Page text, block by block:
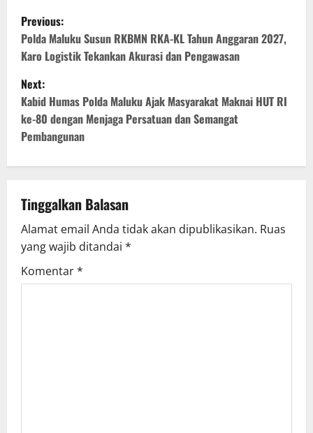
P
o
s
t
n
a
v
i
g
a
Previous:
Polda Maluku Susun RKBMN RKA-KL Tahun Anggaran 2027,
Karo Logistik Tekankan Akurasi dan Pengawasan
Next:
Kabid Humas Polda Maluku Ajak Masyarakat Maknai HUT RI
ke-80 dengan Menjaga Persatuan dan Semangat
Pembangunan
Tinggalkan Balasan
Alamat email Anda tidak akan dipublikasikan. Ruas
yang wajib ditandai *
Komentar*